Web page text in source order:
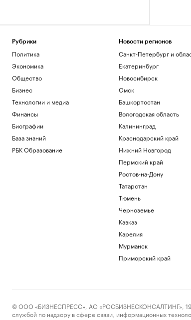
Рубрики
Политика
Экономика
Общество
Бизнес
Технологии и медиа
Финансы
Биографии
База знаний
РБК Образование
Новости регионов
Санкт-Петербург и
Екатеринбург
Новосибирск
Омск
Башкортостан
Вологодская область
Калининград
Краснодарский край
Нижний Новгород
Пермский край
Ростов-на-Дону
Татарстан
Тюмень
Черноземье
Кавказ
Карелия
Мурманск
Приморский край
© ООО «БИЗНЕСПРЕСС», АО «РОСБИЗНЕСКОНСАЛТИНГ»,
службой по надзору в сфере связи, информационных